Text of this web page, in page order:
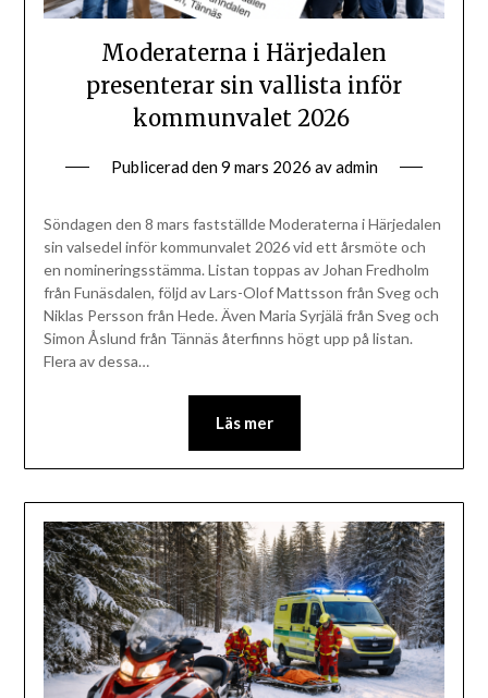
Moderaterna i Härjedalen
presenterar sin vallista inför
kommunvalet 2026
Publicerad den9 mars 2026 avadmin
Söndagen den 8 mars fastställde Moderaterna i Härjedalen
sin valsedel inför kommunvalet 2026 vid ett årsmöte och
en nomineringsstämma. Listan toppas av Johan Fredholm
från Funäsdalen, följd av Lars-Olof Mattsson från Sveg och
Niklas Persson från Hede. Även Maria Syrjälä från Sveg och
Simon Åslund från Tännäs återfinns högt upp på listan.
Flera av dessa…
Läs mer